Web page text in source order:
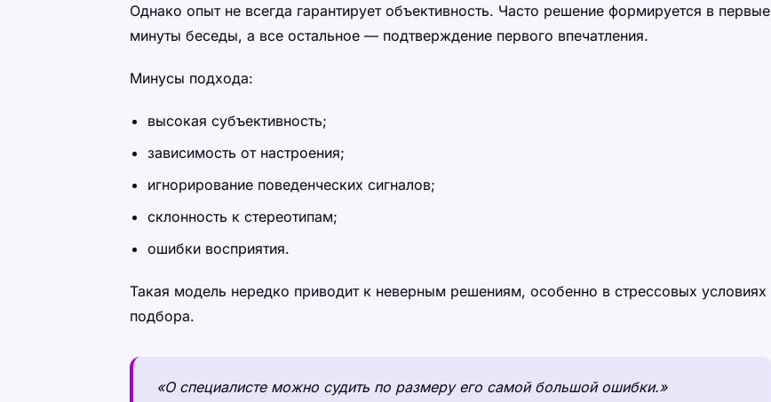
Однако опыт не всегда гарантирует объективность. Часто решение формируется в первые
минуты беседы, а все остальное — подтверждение первого впечатления.
Минусы подхода:
высокая субъективность;
зависимость от настроения;
игнорирование поведенческих сигналов;
склонность к стереотипам;
ошибки восприятия.
Такая модель нередко приводит к неверным решениям, особенно в стрессовых условиях
подбора.
«О специалисте можно судить по размеру его самой большой ошибки.»